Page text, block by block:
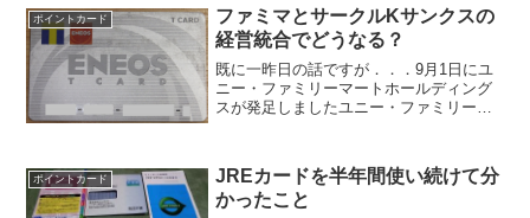
ループ。数年前からキャッシュレス決済
への対応に力を入れはじめ...
ポイントカード
ファミマとサークルKサンクスの
経営統合でどうなる？
既に一昨日の話ですが．．．9月1日にユ
ニー・ファミリーマートホールディング
スが発足しましたユニー・ファミリーマ
ば、サークルKサンクスを展開しているグ
ループでしたので、フ...
ポイントカード
JREカードを半年間使い続けて分
かったこと